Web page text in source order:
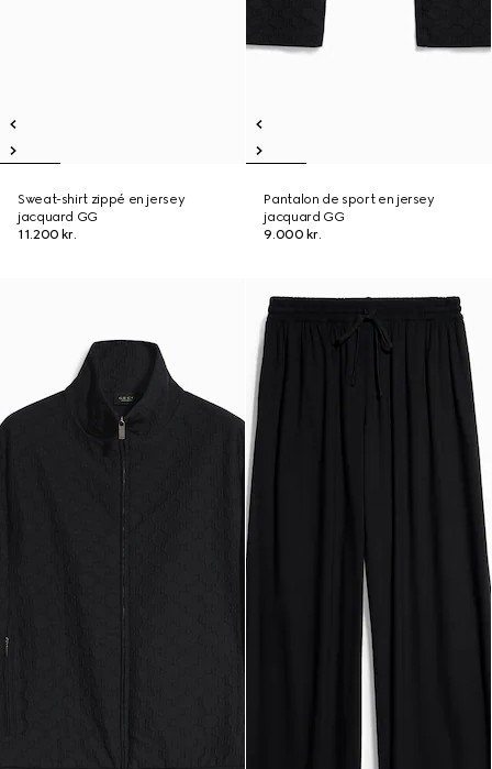
Sweat-shirt zippé en jersey
jacquard GG
11.200 kr.
Pantalon de sport en jersey
jacquard GG
9.000 kr.